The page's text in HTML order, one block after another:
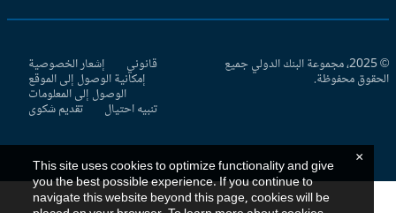
© 2025، مجموعة البنك الدولي جميع
محفوظة.
قانوني إشعار الخصوصية
إمكانية الوصول إلى الموقع
الوصول إلى المعلومات
تنبيه احتيال تقديم شكوى
This site uses cookies to optimize functionality and give
you the best possible experience. If you continue to
navigate this website beyond this page, cookies will be